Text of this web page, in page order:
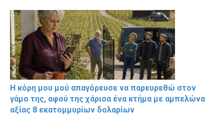
Η κόρη μου μού απαγόρευσε να παρευρεθώ στον
γάμο της, αφού της χάρισα ένα κτήμα με αμπελώνα
αξίας 8 εκατομμυρίων δολαρίων